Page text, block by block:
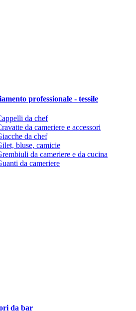
professionale - tessile
da chef
da cameriere e accessori
da chef
bluse, camicie
da cameriere e da cucina
da cameriere
da bar